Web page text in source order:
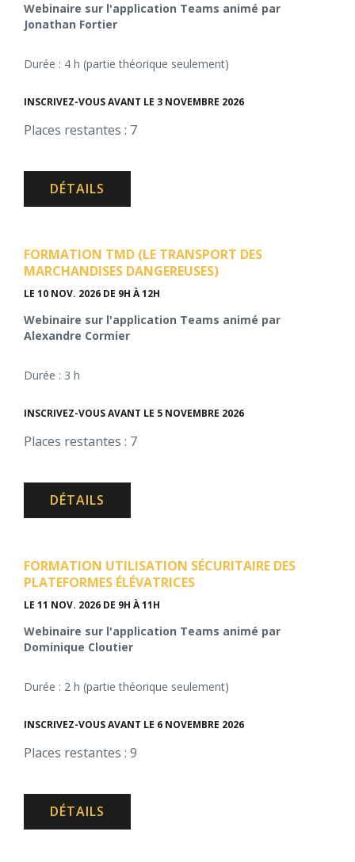
Webinaire sur l'application Teams animé par
Jonathan Fortier
Durée : 4 h (partie théorique seulement)
INSCRIVEZ-VOUS AVANT LE 3 NOVEMBRE 2026
Places restantes : 7
DÉTAILS
FORMATION TMD (LE TRANSPORT DES
MARCHANDISES DANGEREUSES)
LE 10 NOV. 2026 DE 9H À 12H
Webinaire sur l'application Teams animé par
Alexandre Cormier
Durée : 3 h
INSCRIVEZ-VOUS AVANT LE 5 NOVEMBRE 2026
Places restantes : 7
DÉTAILS
FORMATION UTILISATION SÉCURITAIRE DES
PLATEFORMES ÉLÉVATRICES
LE 11 NOV. 2026 DE 9H À 11H
Webinaire sur l'application Teams animé par
Dominique Cloutier
Durée : 2 h (partie théorique seulement)
INSCRIVEZ-VOUS AVANT LE 6 NOVEMBRE 2026
Places restantes : 9
DÉTAILS